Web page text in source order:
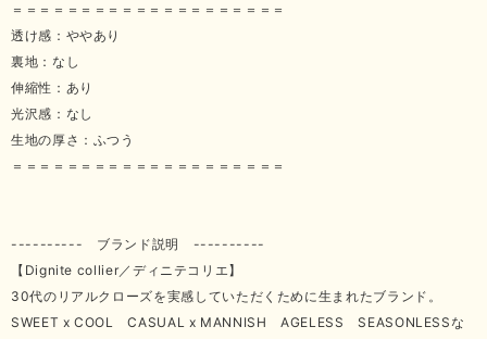
＝＝＝＝＝＝＝＝＝＝＝＝＝＝＝＝＝＝＝＝
透け感：ややあり
裏地：なし
伸縮性：あり
光沢感：なし
生地の厚さ：ふつう
＝＝＝＝＝＝＝＝＝＝＝＝＝＝＝＝＝＝＝＝
---------- ブランド説明 ----------
【Dignite collier／ディニテコリエ】
30代のリアルクローズを実感していただくために生まれたブランド。
SWEET x COOL CASUAL x MANNISH AGELESS SEASONLESSな